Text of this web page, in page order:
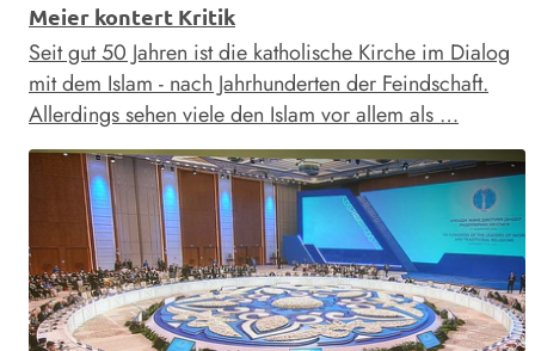
Meier kontert Kritik
Seit gut 50 Jahren ist die katholische Kirche im Dialog
mit dem Islam - nach Jahrhunderten der Feindschaft.
Allerdings sehen viele den Islam vor allem als …